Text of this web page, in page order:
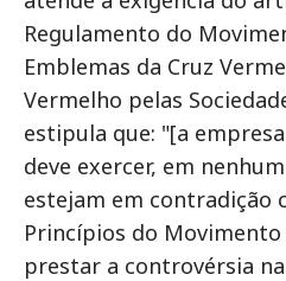
Regulamento do
Emblemas da Cruz
Vermelho pelas
estipula que: "[a
deve exercer, em
estejam em contradição
Princípios do
prestar a controvérsia